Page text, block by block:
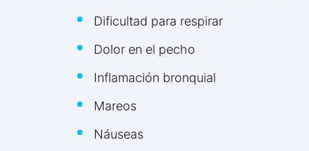
Dificultad para respirar
Dolor en el pecho
Inflamación bronquial
Mareos
Náuseas